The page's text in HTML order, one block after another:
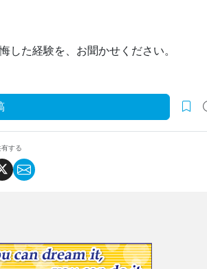
した経験を、お聞かせください。
する